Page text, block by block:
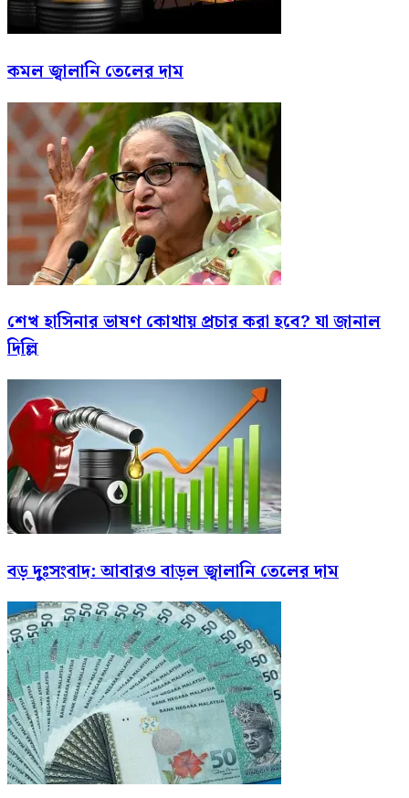
কমল জ্বালানি তেলের দাম
শেখ হাসিনার ভাষণ কোথায় প্রচার করা হবে? যা জানাল
দিল্লি
বড় দুঃসংবাদ: আবারও বাড়ল জ্বালানি তেলের দাম